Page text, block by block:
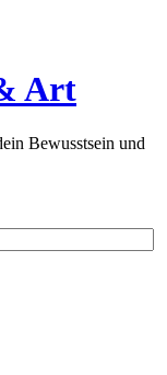
Art
Bewusstsein und